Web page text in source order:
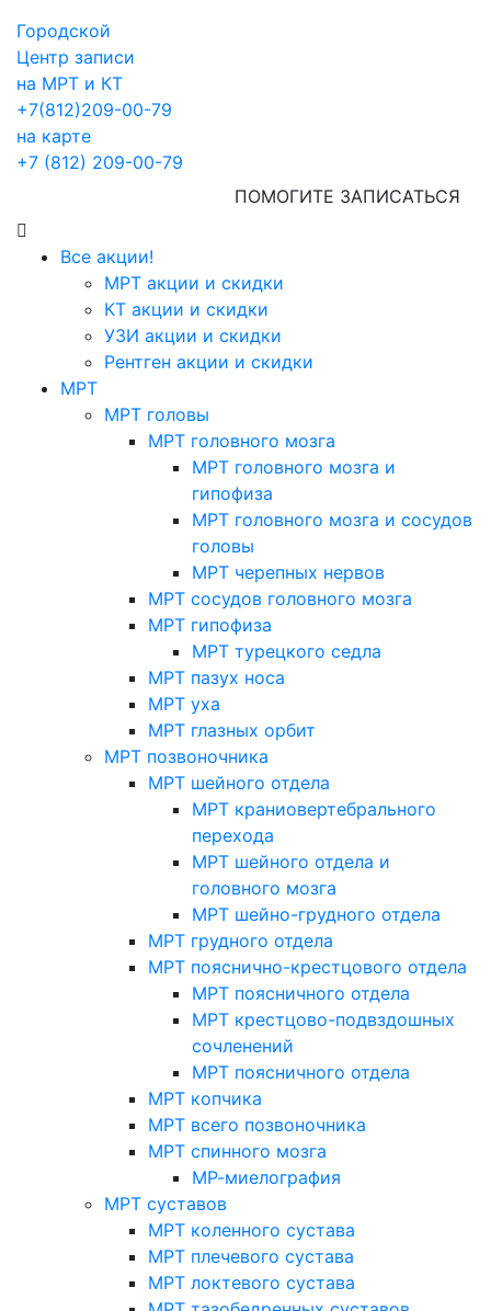
Городской
Центр записи
на МРТ и КТ
+7(812)209-00-79
на карте
+7 (812) 209-00-79
ПОМОГИТЕ ЗАПИСАТЬСЯ
Все акции!
МРТ акции и скидки
КТ акции и скидки
УЗИ акции и скидки
Рентген акции и скидки
МРТ
МРТ головы
МРТ головного мозга
МРТ головного мозга и
гипофиза
МРТ головного мозга и сосудов
головы
МРТ черепных нервов
МРТ сосудов головного мозга
МРТ гипофиза
МРТ турецкого седла
МРТ пазух носа
МРТ уха
МРТ глазных орбит
МРТ позвоночника
МРТ шейного отдела
МРТ краниовертебрального
перехода
МРТ шейного отдела и
головного мозга
МРТ шейно-грудного отдела
МРТ грудного отдела
МРТ пояснично-крестцового отдела
МРТ поясничного отдела
МРТ крестцово-подвздошных
сочленений
МРТ поясничного отдела
МРТ копчика
МРТ всего позвоночника
МРТ спинного мозга
МР-миелография
МРТ суставов
МРТ коленного сустава
МРТ плечевого сустава
МРТ локтевого сустава